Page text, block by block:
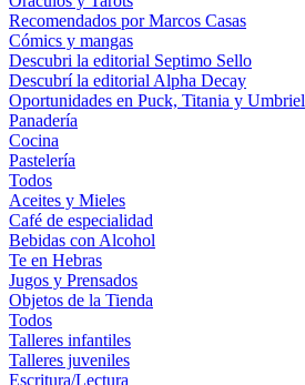
Recomendados por Marcos Casas
Cómics y mangas
Descubri la editorial Septimo Sello
Descubrí la editorial Alpha Decay
Oportunidades en Puck, Titania y Umbriel
Panadería
Cocina
Pastelería
Todos
Aceites y Mieles
Café de especialidad
Bebidas con Alcohol
Te en Hebras
Jugos y Prensados
Objetos de la Tienda
Todos
Talleres infantiles
Talleres juveniles
Escritura/Lectura